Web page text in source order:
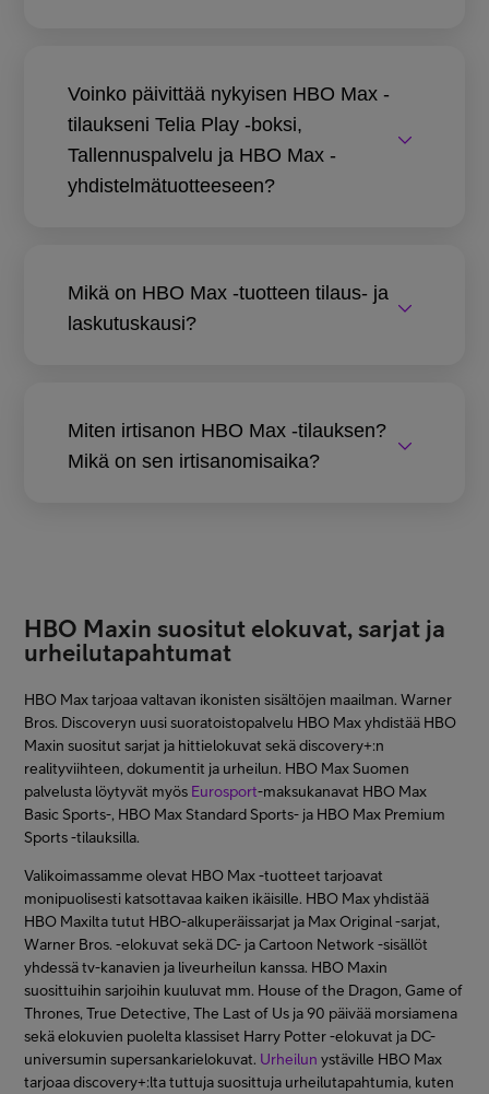
Voinko päivittää nykyisen HBO Max -
tilaukseni Telia Play -boksi,
Tallennuspalvelu ja HBO Max -
yhdistelmätuotteeseen?
Mikä on HBO Max -tuotteen tilaus- ja
laskutuskausi?
Miten irtisanon HBO Max -tilauksen?
Mikä on sen irtisanomisaika?
HBO Maxin suositut elokuvat, sarjat ja
urheilutapahtumat
HBO Max tarjoaa valtavan ikonisten sisältöjen maailman. Warner
Bros. Discoveryn uusi suoratoistopalvelu HBO Max yhdistää HBO
Maxin suositut sarjat ja hittielokuvat sekä discovery+:n
realityviihteen, dokumentit ja urheilun. HBO Max Suomen
palvelusta löytyvät myös Eurosport-maksukanavat HBO Max
Basic Sports-, HBO Max Standard Sports- ja HBO Max Premium
Sports -tilauksilla.
Valikoimassamme olevat HBO Max -tuotteet tarjoavat
monipuolisesti katsottavaa kaiken ikäisille. HBO Max yhdistää
HBO Maxilta tutut HBO-alkuperäissarjat ja Max Original -sarjat,
Warner Bros. -elokuvat sekä DC- ja Cartoon Network -sisällöt
yhdessä tv-kanavien ja liveurheilun kanssa. HBO Maxin
suosittuihin sarjoihin kuuluvat mm. House of the Dragon, Game of
Thrones, True Detective, The Last of Us ja 90 päivää morsiamena
sekä elokuvien puolelta klassiset Harry Potter -elokuvat ja DC-
universumin supersankarielokuvat. Urheilun ystäville HBO Max
tarjoaa discovery+:lta tuttuja suosittuja urheilutapahtumia, kuten